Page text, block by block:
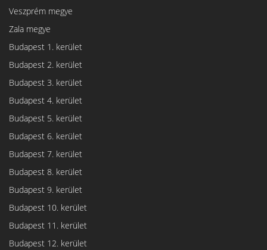
Veszprém megye
Zala megye
Budapest 1. kerület
Budapest 2. kerület
Budapest 3. kerület
Budapest 4. kerület
Budapest 5. kerület
Budapest 6. kerület
Budapest 7. kerület
Budapest 8. kerület
Budapest 9. kerület
Budapest 10. kerület
Budapest 11. kerület
Budapest 12. kerület